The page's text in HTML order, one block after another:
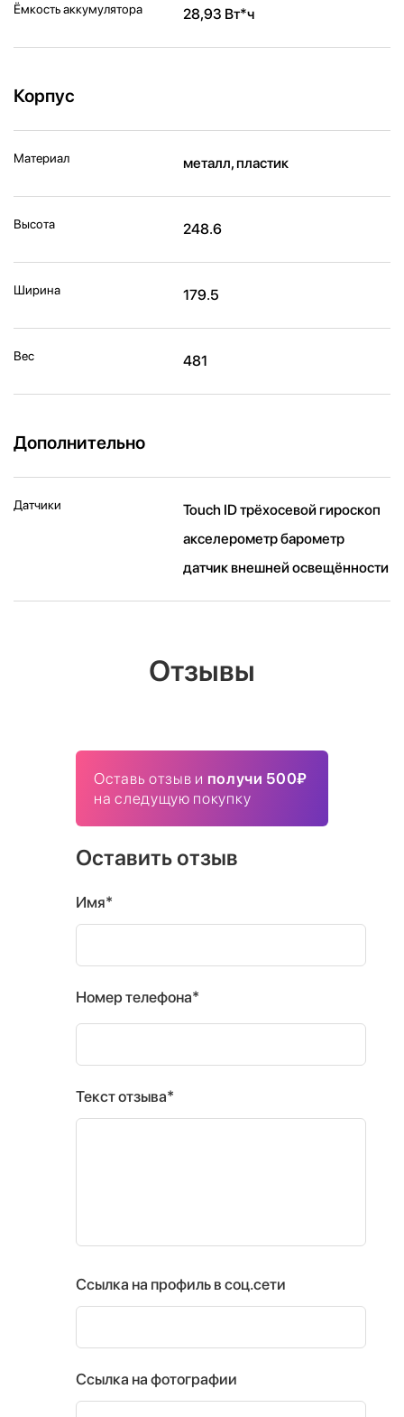
Ёмкость аккумулятора 28,93 Вт*ч
Корпус
Материал металл, пластик
Высота 248.6
Ширина 179.5
Вес 481
Дополнительно
Датчики
Touch ID трёхосевой гироскоп
акселерометр барометр
датчик внешней освещённости
Отзывы
Оставь отзыв и получи 500₽
на следущую покупку
Оставить отзыв
Имя*
Номер телефона*
Текст отзыва*
Ссылка на профиль в соц.сети
Ссылка на фотографии